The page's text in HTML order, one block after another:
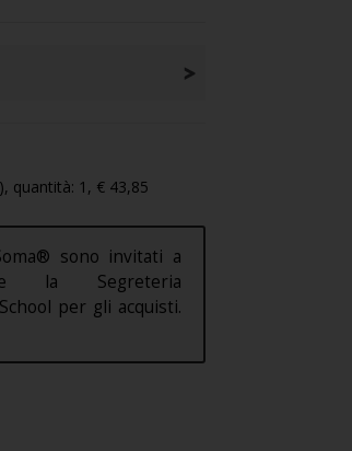
quantità: 1, € 43,85
sono invitati a
la Segreteria
per gli acquisti.